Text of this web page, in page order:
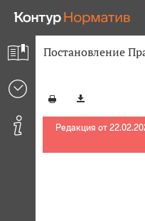
Постановление
Редакция от